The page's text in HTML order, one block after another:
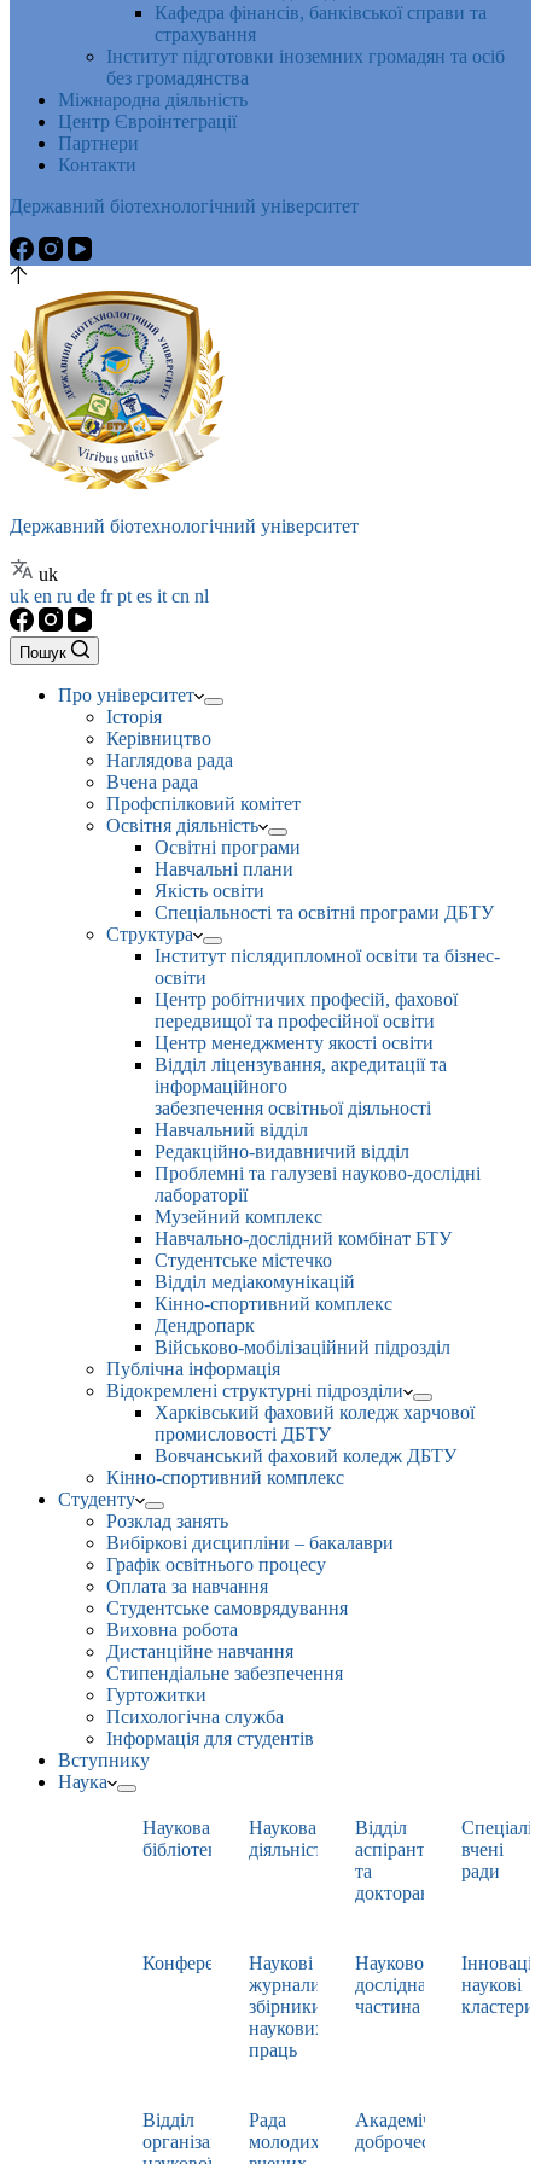
Кафедра фінансів, банківської справи та
страхування
Інститут підготовки іноземних громадян та осіб
без громадянства
Міжнародна діяльність
Центр Євроінтеграції
Партнери
Контакти
Державний біотехнологічний університет
Державний біотехнологічний університет
uk
uk en ru de frpt es it cn nl
Пошук
Про університет
Історія
Керівництво
Наглядова рада
Вчена рада
Профспілковий комітет
Освітня діяльність
Освітні програми
Навчальні плани
Якість освіти
Спеціальності та освітні програми ДБТУ
Структура
Інститут післядипломної освіти та бізнес-
освіти
Центр робітничих професій, фахової
передвищої та професійної освіти
Центр менеджменту якості освіти
Відділ ліцензування, акредитації та
інформаційного
забезпечення освітньої діяльності
Навчальний відділ
Редакційно-видавничий відділ
Проблемні та галузеві науково-дослідні
лабораторії
Музейний комплекс
Навчально-дослідний комбінат БТУ
Студентське містечко
Відділ медіакомунікацій
Кінно-спортивний комплекс
Дендропарк
Військово-мобілізаційний підрозділ
Публічна інформація
Відокремлені структурні підрозділи
Харківський фаховий коледж харчової
промисловості ДБТУ
Вовчанський фаховий коледж ДБТУ
Кінно-спортивний комплекс
Студенту
Розклад занять
Вибіркові дисципліни – бакалаври
Графік освітнього процесу
Оплата за навчання
Студентське самоврядування
Виховна робота
Дистанційне навчання
Стипендіальне забезпечення
Гуртожитки
Психологічна служба
Інформація для студентів
Вступнику
Наука
Наукова
бібліотека
Наукова
діяльність
Відділ
аспірантури
та
докторантури
вчені
ради
Конференції
Наукові
журнали,
збірники
наукових
праць
Науково-
дослідна
частина
наукові
кластери
Відділ
організації
Рада
молодих
Академічна
доброчесність